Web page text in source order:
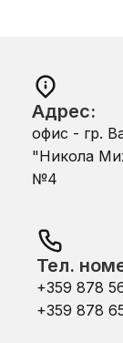
Адрес:
офис - гр.
"Никола
№4
Тел.
+359 878
+359 878